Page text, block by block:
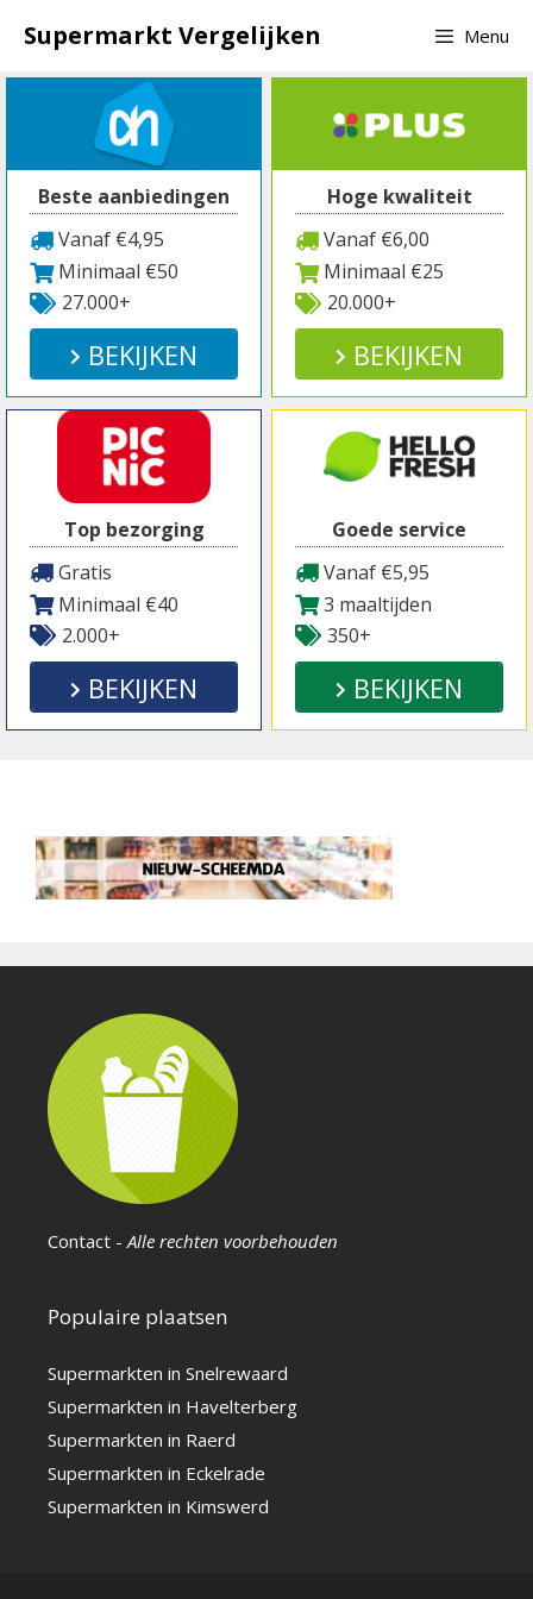
naar
inhoud
Supermarkt Vergelijken Menu
Beste aanbiedingen
Vanaf €4,95
Minimaal €50
27.000+
BEKIJKEN
Hoge kwaliteit
Vanaf €6,00
Minimaal €25
20.000+
BEKIJKEN
Top bezorging
Gratis
Minimaal €40
2.000+
BEKIJKEN
Goede service
Vanaf €5,95
3 maaltijden
350+
BEKIJKEN
Contact - Alle rechten voorbehouden
Populaire plaatsen
Supermarkten in Snelrewaard
Supermarkten in Havelterberg
Supermarkten in Raerd
Supermarkten in Eckelrade
Supermarkten in Kimswerd